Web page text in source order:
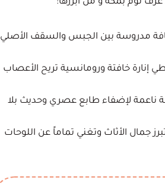
نوم بمكة و من أبرزها:
مدروسة بين الجبس والسقف الأصلي
إنارة خافتة ورومانسية تريح الأعصاب
ناعمة لإضفاء طابع عصري وحديث بلا
جمال الأثاث وتغني تماماً عن اللوحات